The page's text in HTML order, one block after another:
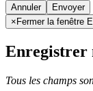
Annuler
× Fermer la fenêtre
Enregistrer
Tous les champs